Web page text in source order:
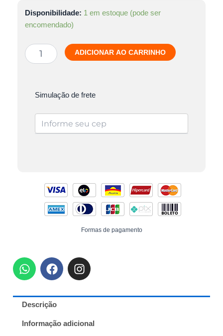
era:
é:
Disponibilidade: 1 em estoque (pode ser
encomendado)
de
Costura
Mecânica
Brother
BM2800
ADICIONAR AO CARRINHO
Simulação de frete
Formas de pagamento
W
h
t
s
a
F
a
e
b
o
o
I
n
t
g
Descrição
Informação adicional